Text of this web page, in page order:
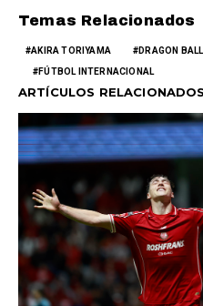
Temas Relacionados
AKIRA TORIYAMA DRAGON BALL
FÚTBOL INTERNACIONAL
ARTÍCULOS RELACIONADOS